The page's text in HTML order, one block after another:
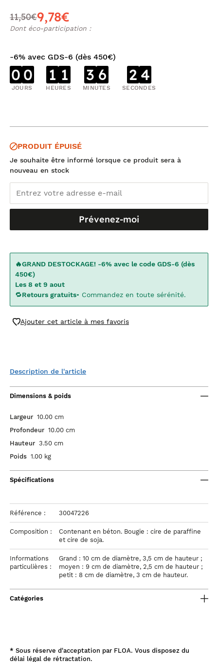
11,50€9,78€
Dont éco-participation :
-6% avec GDS-6 (dès 450€)
0 0
JOURS
1 1
HEURES
3 6
MINUTES
2 3
SECONDES
PRODUIT ÉPUISÉ
Je souhaite être informé lorsque ce produit sera à
nouveau en stock
Prévenez-moi
🔥GRAND DESTOCKAGE! -6% avec le code GDS-6 (dès
450€)
Les 8 et 9 aout
🔁Retours gratuits• Commandez en toute sérénité.
Ajouter cet article à mes favoris
Description de l'article
Dimensions & poids
Largeur 10.00 cm
Profondeur 10.00 cm
Hauteur 3.50 cm
Poids 1.00 kg
Spécifications
Référence : 30047226
Composition :
Contenant en béton. Bougie : cire de paraffine
et cire de soja.
Informations
particulières :
Grand : 10 cm de diamètre, 3,5 cm de hauteur ;
moyen : 9 cm de diamètre, 2,5 cm de hauteur ;
petit : 8 cm de diamètre, 3 cm de hauteur.
Catégories
* Sous réserve d'acceptation par FLOA. Vous disposez du
délai légal de rétractation.